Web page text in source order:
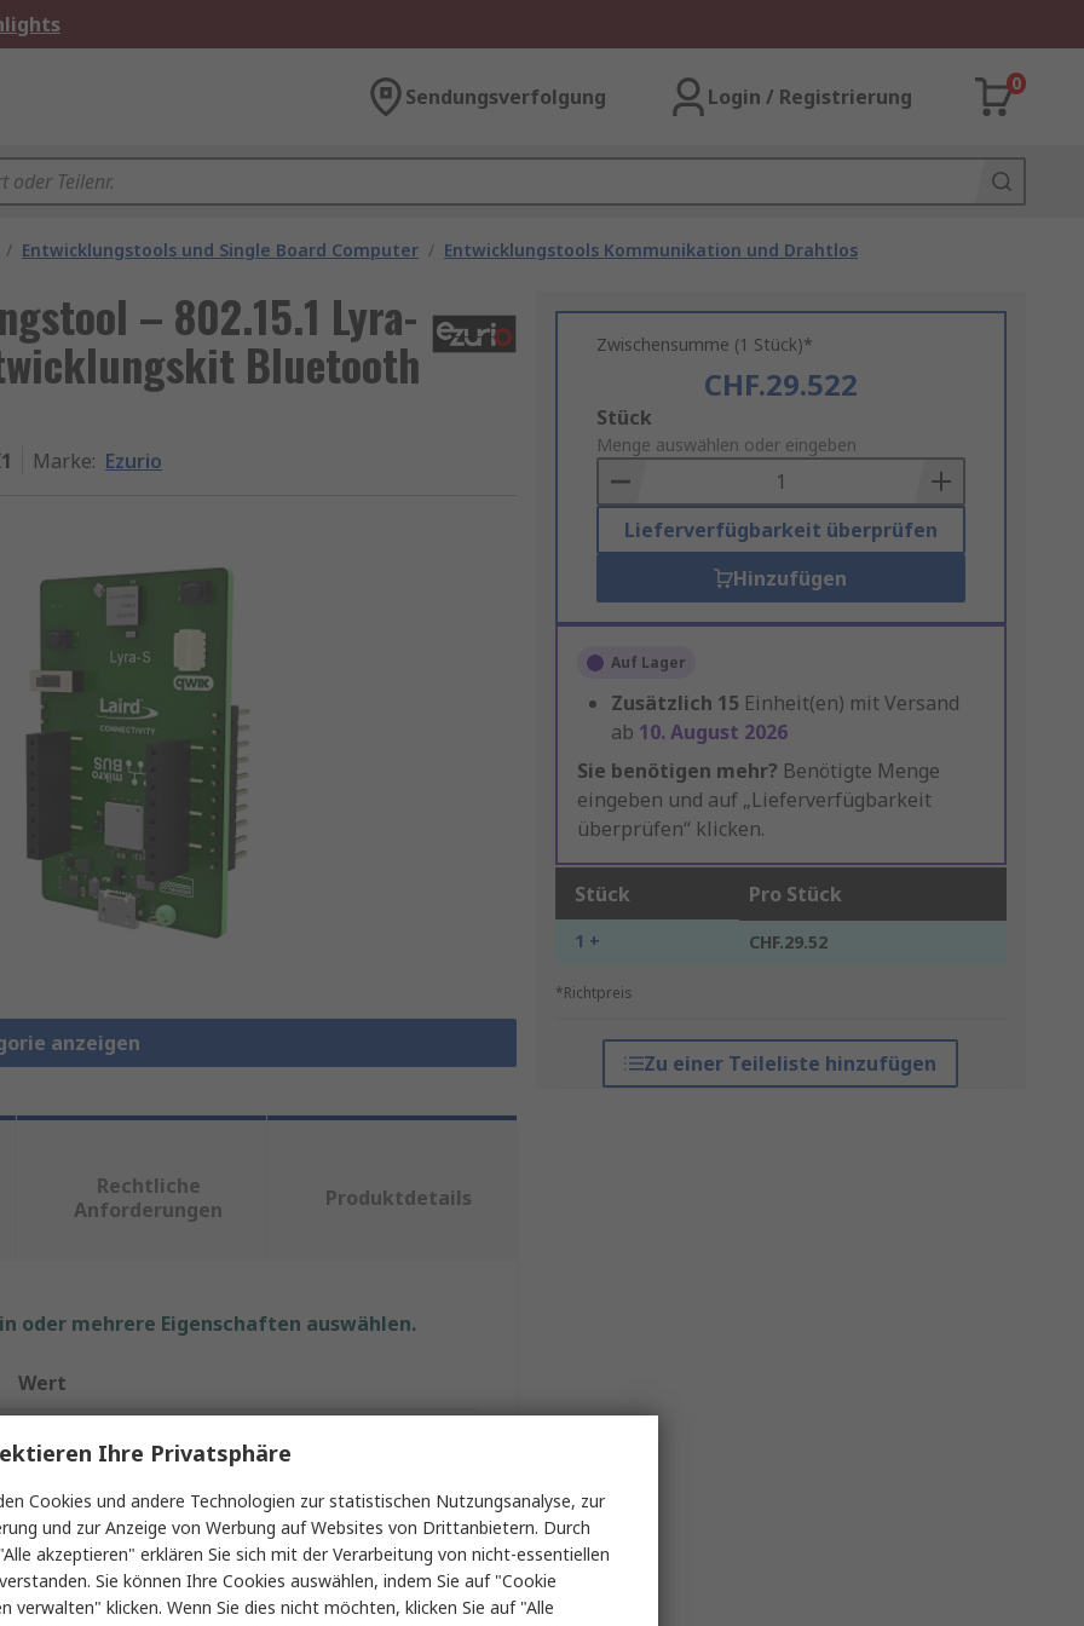
Sendungsverfolgung Login / Registrierung
0
/ Entwicklungstools und Single Board Computer / Entwicklungstools Kommunikation und Drahtlos
– 802.15.1 Lyra-
Bluetooth
Marke: Ezurio
anzeigen
Zwischensumme (1 Stück)*
CHF.29.522
Add
to
Basket
Stück
Menge auswählen oder eingeben
Lieferverfügbarkeit überprüfen
Hinzufügen
Auf Lager
Zusätzlich 15 Einheit(en) mit Versand
ab 10. August 2026
Sie benötigen mehr? Benötigte Menge
eingeben und auf „Lieferverfügbarkeit
überprüfen“ klicken.
Stück Pro Stück
1 + CHF.29.52
*Richtpreis
Zu einer Teileliste hinzufügen
Rechtliche
Anforderungen
Produktdetails
oder mehrere Eigenschaften auswählen.
Wert
Entwicklungskit
Bluetooth
Ihre Privatsphäre
Cookies und andere Technologien zur statistischen Nutzungsanalyse, zur
und zur Anzeige von Werbung auf Websites von Drittanbietern. Durch
akzeptieren" erklären Sie sich mit der Verarbeitung von nicht-essentiellen
Sie können Ihre Cookies auswählen, indem Sie auf "Cookie
verwalten" klicken. Wenn Sie dies nicht möchten, klicken Sie auf "Alle